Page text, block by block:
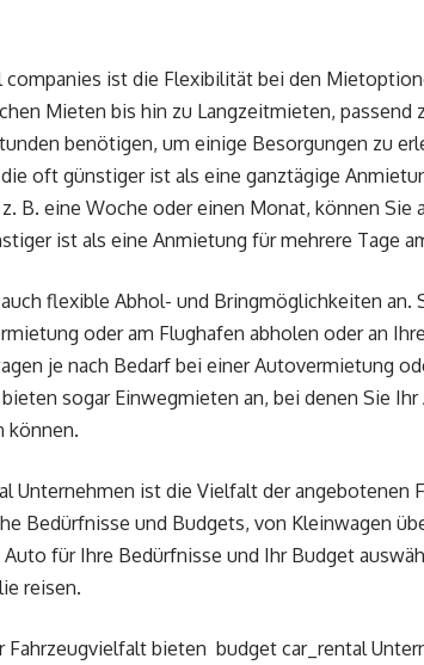
companies ist die Flexibilität bei den
Mieten bis hin zu Langzeitmieten, passend
benötigen, um einige Besorgungen zu
oft günstiger ist als eine ganztägige
B. eine Woche oder einen Monat, können Sie
ist als eine Anmietung für mehrere Tage
flexible Abhol- und Bringmöglichkeiten an.
oder am Flughafen abholen oder an
je nach Bedarf bei einer Autovermietung
sogar Einwegmieten an, bei denen Sie
können.
Unternehmen ist die Vielfalt der angebotenen
Bedürfnisse und Budgets, von Kleinwagen
für Ihre Bedürfnisse und Ihr Budget
reisen.
bieten budget car_rental